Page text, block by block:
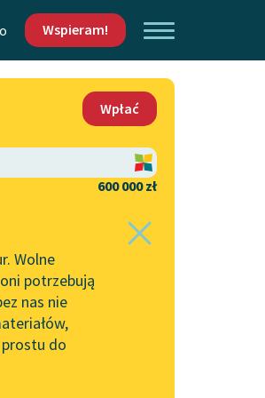
Wspieram!
wykorzystania
Lektur
promocyjne
Wpłać
600 000 zł
Wolne
potrzebują
nas nie
do